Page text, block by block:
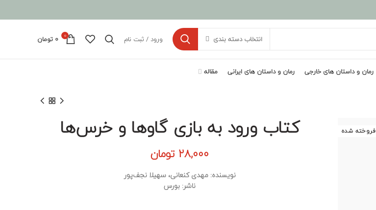
انتخاب دسته بندی ورود / ثبت نام 0
0 تومان
رمان و داستان های خارجی رمان و داستان های ایرانی مقاله
فروخته شده کتاب ورود به بازی گاوها و خرس‌ها
28,000 تومان
نویسنده: مهدی کنعانی، سهیلا نجف‌پور
ناشر: بورس